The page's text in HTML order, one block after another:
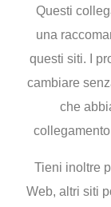
Questi
una
questi siti. I
cambiare
che
Tieni inoltre
Web, altri siti